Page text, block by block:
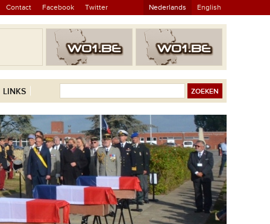
Contact Facebook Twitter Nederlands English
LINKS